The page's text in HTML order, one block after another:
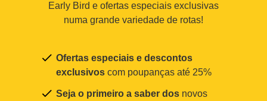
Early Bird e ofertas especiais exclusivas
numa grande variedade de rotas!
Ofertas especiais e descontos
exclusivos com poupanças até 25%
Seja o primeiro a saber dos novos